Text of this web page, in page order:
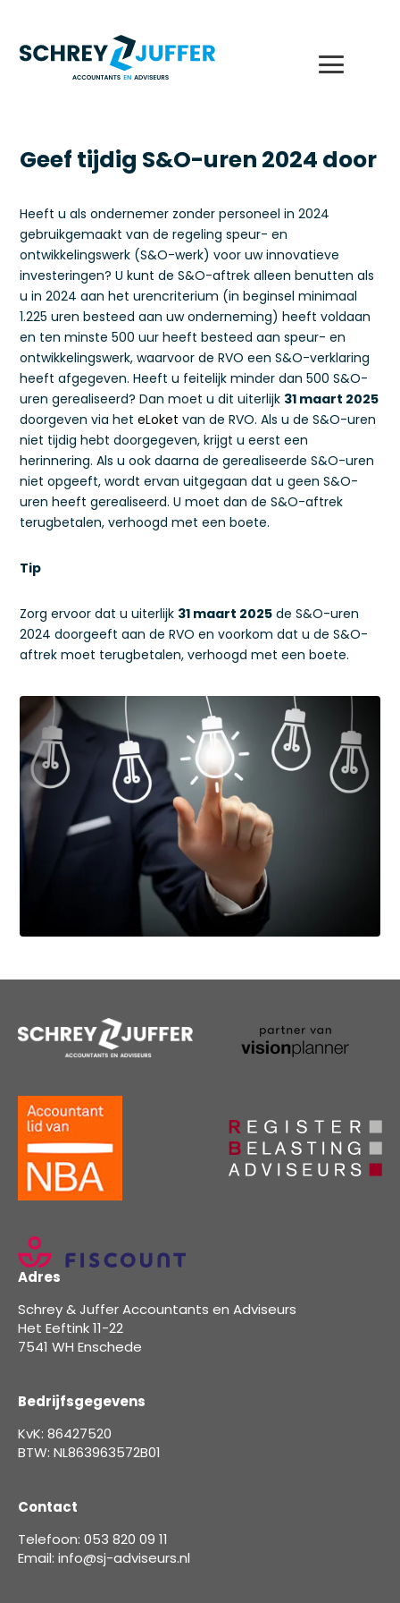
Geef tijdig S&O-uren 2024 door
Heeft u als ondernemer zonder personeel in 2024
gebruikgemaakt van de regeling speur- en
ontwikkelingswerk (S&O-werk) voor uw innovatieve
investeringen? U kunt de S&O-aftrek alleen benutten als
u in 2024 aan het urencriterium (in beginsel minimaal
1.225 uren besteed aan uw onderneming) heeft voldaan
en ten minste 500 uur heeft besteed aan speur- en
ontwikkelingswerk, waarvoor de RVO een S&O-verklaring
heeft afgegeven. Heeft u feitelijk minder dan 500 S&O-
uren gerealiseerd? Dan moet u dit uiterlijk 31 maart 2025
doorgeven via heteLoket van de RVO. Als u de S&O-uren
niet tijdig hebt doorgegeven, krijgt u eerst een
herinnering. Als u ook daarna de gerealiseerde S&O-uren
niet opgeeft, wordt ervan uitgegaan dat u geen S&O-
uren heeft gerealiseerd. U moet dan de S&O-aftrek
terugbetalen, verhoogd met een boete.
Tip
Zorg ervoor dat u uiterlijk 31 maart 2025 de S&O-uren
2024 doorgeeft aan de RVO en voorkom dat u de S&O-
aftrek moet terugbetalen, verhoogd met een boete.
Adres
Schrey & Juffer Accountants en Adviseurs
Het Eeftink 11-22
7541 WH Enschede
Bedrijfsgegevens
KvK: 86427520
BTW: NL863963572B01
Contact
Telefoon: 053 820 09 11
Email: info@sj-adviseurs.nl